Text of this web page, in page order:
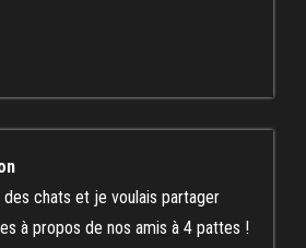
chats et je voulais partager
à propos de nos amis à 4 pattes !